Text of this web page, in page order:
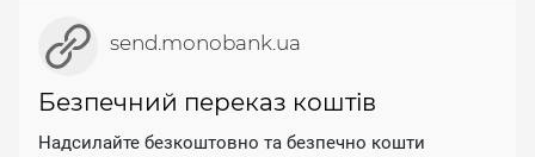
send.monobank.ua
Безпечний переказ коштів
Надсилайте безкоштовно та безпечно кошти